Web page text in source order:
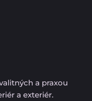
a praxou
a exteriér.